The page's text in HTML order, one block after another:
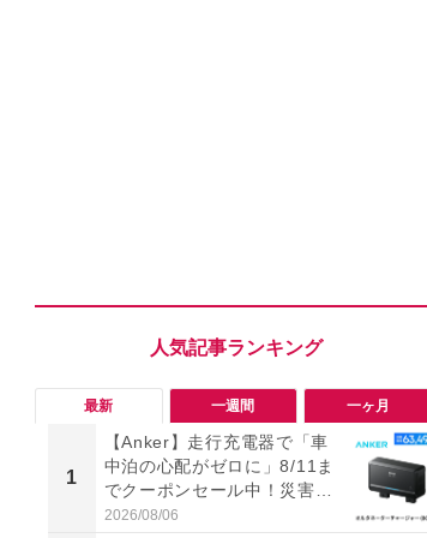
最新 一週間 一ヶ月
1
【Anker】走行充電器で「車
中泊の心配がゼロに」8/11ま
でクーポンセール中！災害や
キャンプにイチオシの口コミ
2026/08/06